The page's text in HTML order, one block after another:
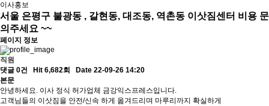
이사홍보
서울 은평구 불광동 , 갈현동, 대조동, 역촌동 이삿짐센터 비용 문
의주세요 ~~
페이지 정보
직원
댓글 0건
Hit 6,682회
Date 22-09-26 14:20
본문
안녕하세요. 이사 정식 허가업체 금강익스프레스입니다.
고객님들의 이삿짐을 안전/신속 하게 옮겨드리며 마루리까지 확실하게